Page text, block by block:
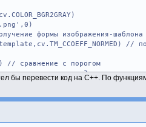
формы изображения-шаблона
//
сравнение с порогом
массив?
w, pt[1] + h), (0,0,255), 2) //
бы перевести код на С++. По